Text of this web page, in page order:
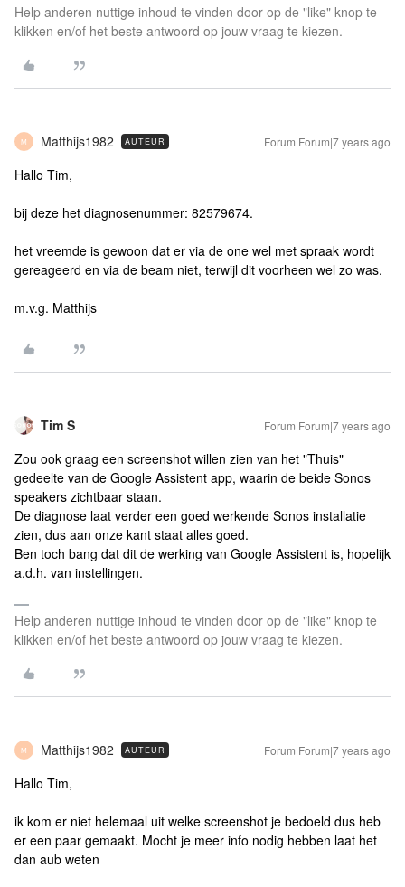
Help anderen nuttige inhoud te vinden door op de "like" knop te
klikken en/of het beste antwoord op jouw vraag te kiezen.
M Matthijs1982 AUTEUR Forum|Forum|7 years ago
Hallo Tim,
bij deze het diagnosenummer: 82579674.
het vreemde is gewoon dat er via de one wel met spraak wordt
gereageerd en via de beam niet, terwijl dit voorheen wel zo was.
m.v.g. Matthijs
Tim S Forum|Forum|7 years ago
Zou ook graag een screenshot willen zien van het "Thuis"
gedeelte van de Google Assistent app, waarin de beide Sonos
speakers zichtbaar staan.
De diagnose laat verder een goed werkende Sonos installatie
zien, dus aan onze kant staat alles goed.
Ben toch bang dat dit de werking van Google Assistent is, hopelijk
a.d.h. van instellingen.
Help anderen nuttige inhoud te vinden door op de "like" knop te
klikken en/of het beste antwoord op jouw vraag te kiezen.
M Matthijs1982 AUTEUR Forum|Forum|7 years ago
Hallo Tim,
ik kom er niet helemaal uit welke screenshot je bedoeld dus heb
er een paar gemaakt. Mocht je meer info nodig hebben laat het
dan aub weten